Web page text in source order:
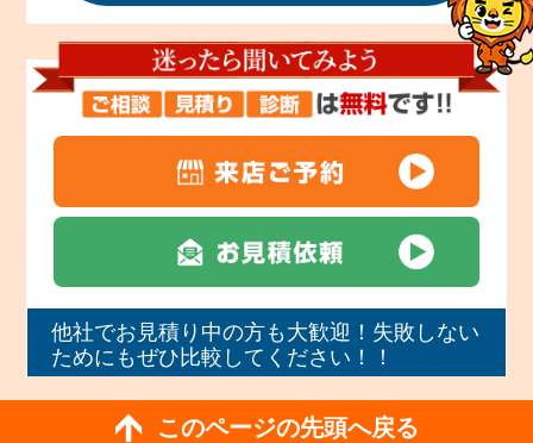
他社でお見積り中の方も大歓迎！失敗しない
ためにもぜひ比較してください！！
このページの先頭へ戻る